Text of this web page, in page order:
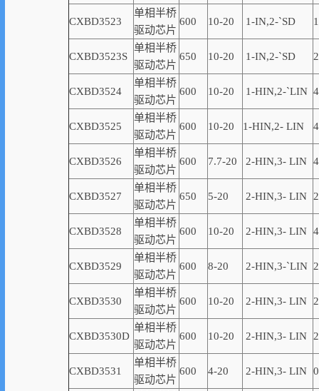
CXBD3523
单相半桥
驱动芯片
600 10-20 1-IN,2-`SD
CXBD3523S
单相半桥
驱动芯片
650 10-20 1-IN,2-`SD
CXBD3524
单相半桥
驱动芯片
600 10-20 1-HIN,2-`LIN
CXBD3525
单相半桥
驱动芯片
600 10-20 1-HIN,2- LIN
CXBD3526
单相半桥
驱动芯片
600 7.7-20 2-HIN,3- LIN
CXBD3527
单相半桥
驱动芯片
650 5-20 2-HIN,3- LIN
CXBD3528
单相半桥
驱动芯片
600 10-20 2-HIN,3- LIN
CXBD3529
单相半桥
驱动芯片
600 8-20 2-HIN,3-`LIN
CXBD3530
单相半桥
驱动芯片
600 10-20 2-HIN,3- LIN
CXBD3530D
单相半桥
驱动芯片
600 10-20 2-HIN,3- LIN
CXBD3531
单相半桥
驱动芯片
600 4-20 2-HIN,3- LIN